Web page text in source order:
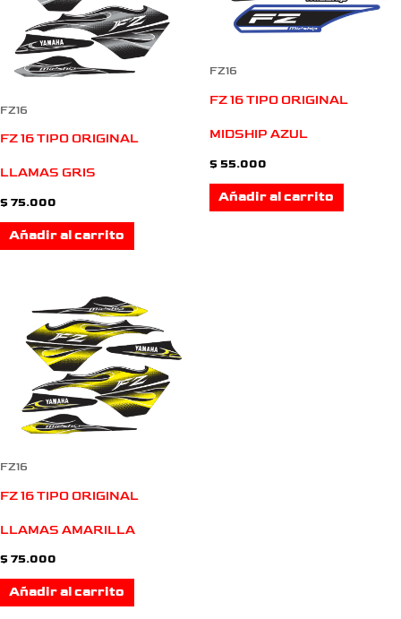
FZ16
FZ 16 TIPO ORIGINAL
LLAMAS GRIS
$ 75.000
Añadir al carrito
FZ16
FZ 16 TIPO ORIGINAL
MIDSHIP AZUL
$ 55.000
Añadir al carrito
FZ16
FZ 16 TIPO ORIGINAL
LLAMAS AMARILLA
$ 75.000
Añadir al carrito